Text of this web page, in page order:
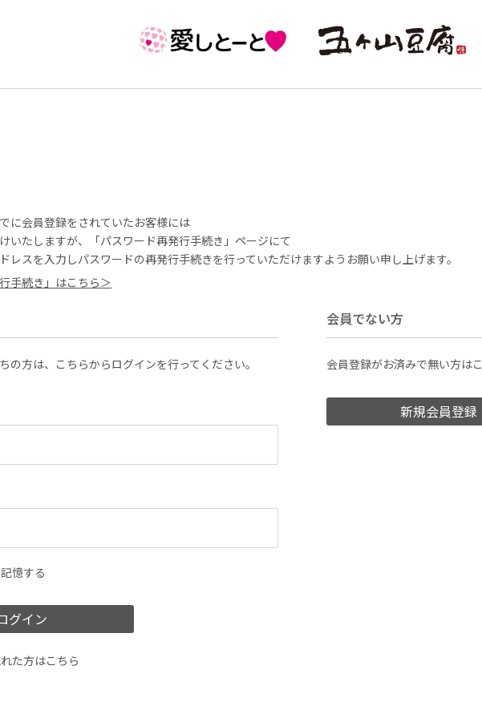
に会員登録をされていたお客様には
いたしますが、「パスワード再発行手続き」ページにて
レスを入力しパスワードの再発行手続きを行っていただけますようお願い申し上げます。
手続き」はこちら＞
の方は、こちらからログインを行ってください。
憶する
グイン
た方はこちら
会員でない方
会員登録がお済みで無い方は
新規会員登録